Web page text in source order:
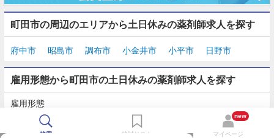
町田市の周辺のエリアから土日休みの薬剤師求人を探す
府中市 昭島市 調布市 小金井市 小平市 日野市
雇用形態から町田市の土日休みの薬剤師求人を探す
雇用形態
契約社員 パート・アルバイト
検索 検討リスト
new
マイページ